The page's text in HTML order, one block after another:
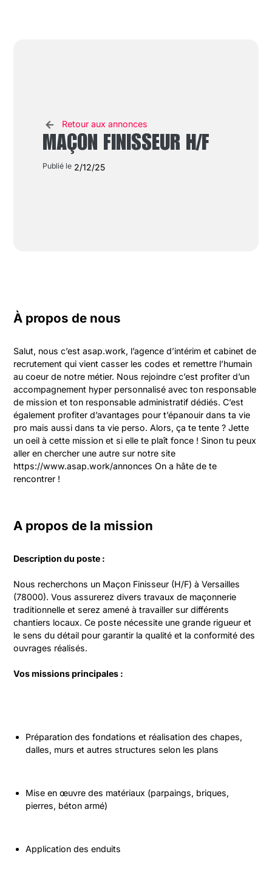
Retour aux annonces
MAÇON FINISSEUR H/F
Publié le 2/12/25
À propos de nous
Salut, nous c’est asap.work, l’agence d’intérim et cabinet de
recrutement qui vient casser les codes et remettre l’humain
au coeur de notre métier. Nous rejoindre c’est profiter d’un
accompagnement hyper personnalisé avec ton responsable
de mission et ton responsable administratif dédiés. C’est
également profiter d’avantages pour t’épanouir dans ta vie
pro mais aussi dans ta vie perso. Alors, ça te tente ? Jette
un oeil à cette mission et si elle te plaît fonce ! Sinon tu peux
aller en chercher une autre sur notre site
https://www.asap.work/annonces On a hâte de te
rencontrer !
A propos de la mission
Description du poste :
Nous recherchons un Maçon Finisseur (H/F) à Versailles
(78000). Vous assurerez divers travaux de maçonnerie
traditionnelle et serez amené à travailler sur différents
chantiers locaux. Ce poste nécessite une grande rigueur et
le sens du détail pour garantir la qualité et la conformité des
ouvrages réalisés.
Vos missions principales :
Préparation des fondations et réalisation des chapes,
dalles, murs et autres structures selon les plans
Mise en œuvre des matériaux (parpaings, briques,
pierres, béton armé)
Application des enduits